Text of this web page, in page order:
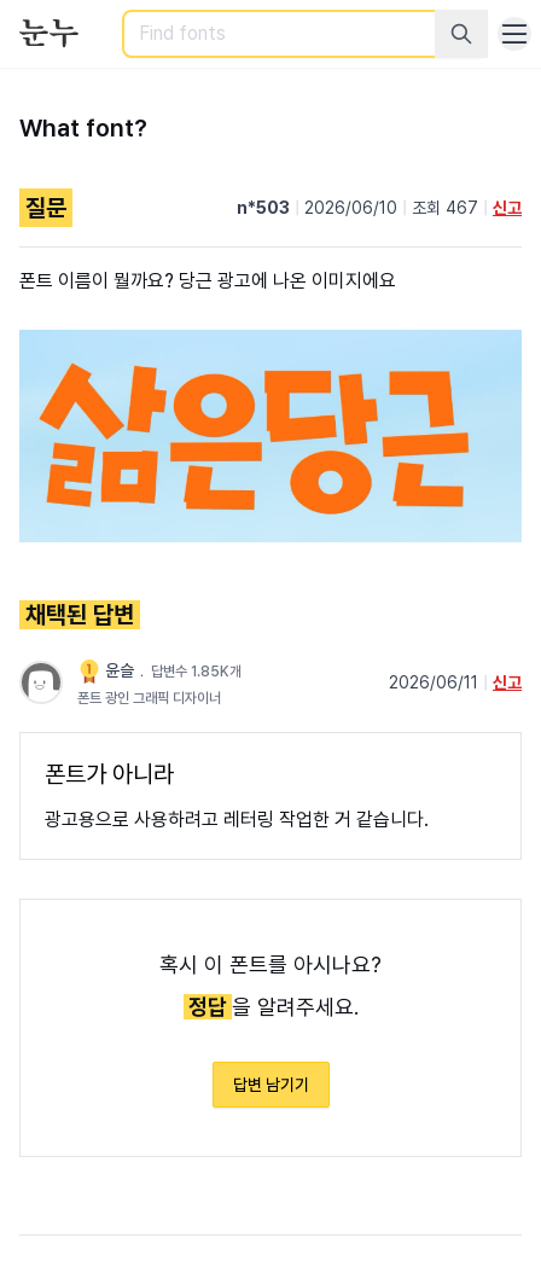
Search
What font?
질문 n*503 2026/06/10 조회 467 신고
폰트 이름이 뭘까요? 당근 광고에 나온 이미지에요
채택된 답변
윤슬 ﹒ 답변수 1.85K개
폰트 광인 그래픽 디자이너
2026/06/11 신고
폰트가 아니라
광고용으로 사용하려고 레터링 작업한 거 같습니다.
혹시 이 폰트를 아시나요?
정답을 알려주세요.
답변 남기기